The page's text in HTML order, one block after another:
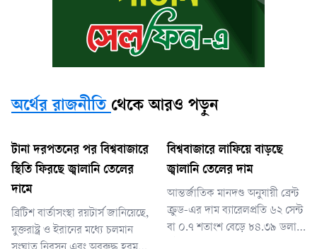
অর্থের রাজনীতি থেকে আরও পড়ুন
টানা দরপতনের পর বিশ্ববাজারে
স্থিতি ফিরছে জ্বালানি তেলের
দামে
ব্রিটিশ বার্তাসংস্থা রয়টার্স জানিয়েছে,
যুক্তরাষ্ট্র ও ইরানের মধ্যে চলমান
বিশ্ববাজারে লাফিয়ে বাড়ছে
জ্বালানি তেলের দাম
আন্তর্জাতিক মানদণ্ড অনুযায়ী ব্রেন্ট
ক্রুড-এর দাম ব্যারেলপ্রতি ৬২ সেন্ট
বা ০.৭ শতাংশ বেড়ে ৮৪.৩৯ ডলারে